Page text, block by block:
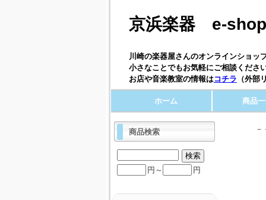
京浜楽器 e-shop
川崎の楽器屋さんのオンラインショッ
小さなことでもお気軽にご相談くださ
お店や音楽教室の情報はコチラ （外部
ホーム 商品
商品検索
円～ 円